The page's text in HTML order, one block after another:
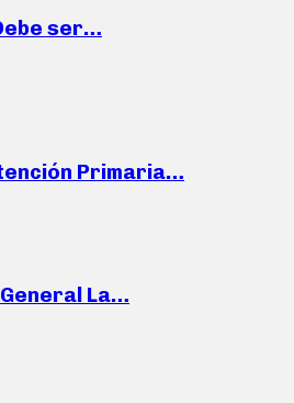
ser…
Primaria…
La…